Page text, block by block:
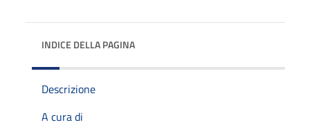
INDICE DELLA PAGINA
Descrizione
A cura di